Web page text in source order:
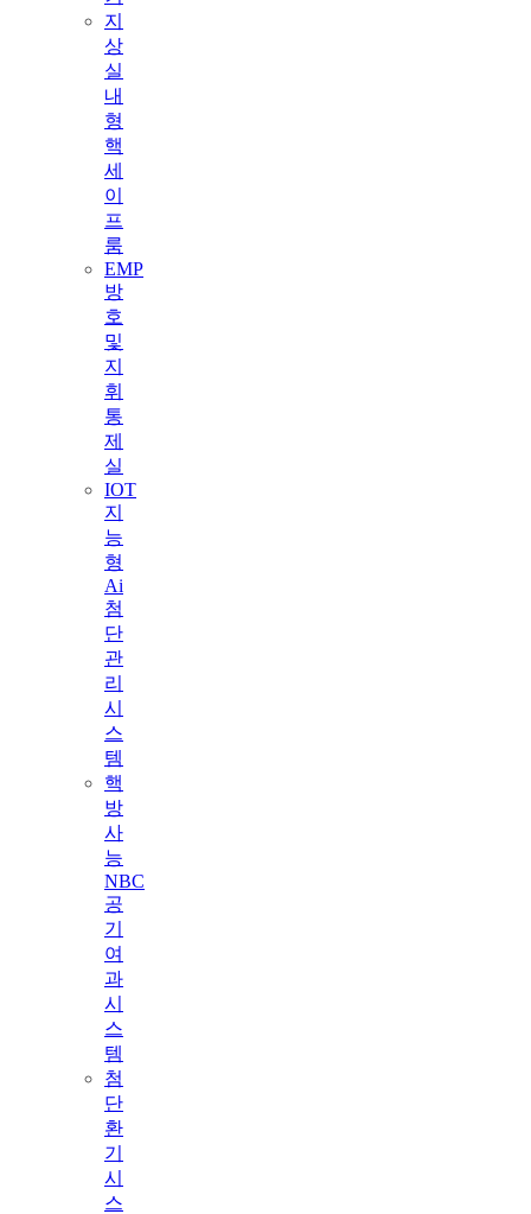
지
상
실
내
형
핵
세
이
프
룸
EMP
방
호
및
지
휘
통
제
실
IOT
지
능
형
Ai
첨
단
관
리
시
스
템
핵
방
사
능
NBC
공
기
여
과
시
스
템
첨
단
환
기
시
스